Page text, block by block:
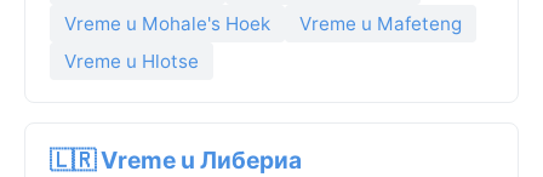
Vreme u Mohale's Hoek
Vreme u Mafeteng
Vreme u Hlotse
🇱🇷 Vreme u Либериа